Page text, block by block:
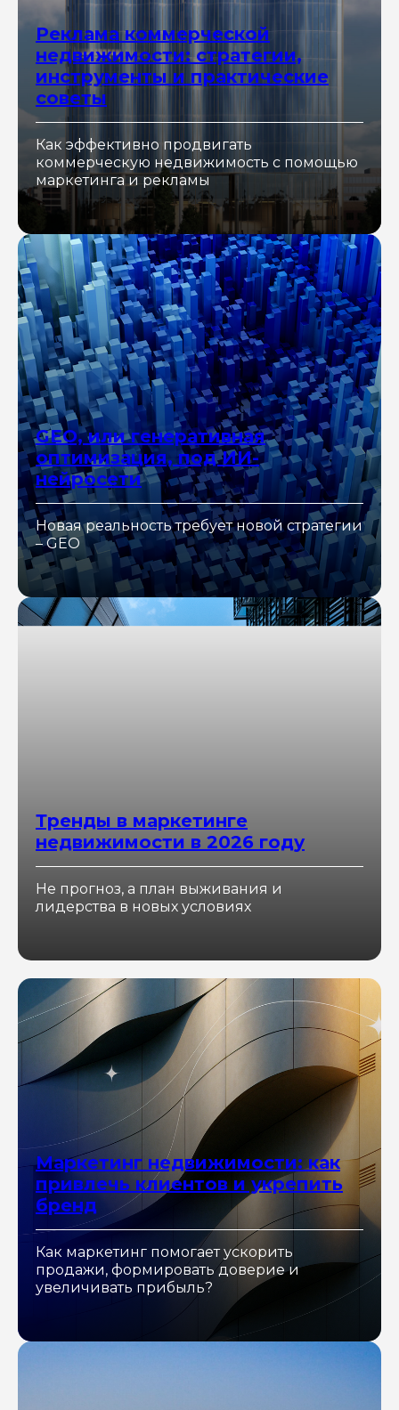
Реклама коммерческой
недвижимости: стратегии,
инструменты и практические
советы
Как эффективно продвигать
коммерческую недвижимость с помощью
маркетинга и рекламы
GEO, или генеративная
оптимизация, под ИИ-
нейросети
Новая реальность требует новой стратегии
– GEO
Тренды в маркетинге
недвижимости в 2026 году
Не прогноз, а план выживания и
лидерства в новых условиях
Маркетинг недвижимости: как
привлечь клиентов и укрепить
бренд
Как маркетинг помогает ускорить
продажи, формировать доверие и
увеличивать прибыль?